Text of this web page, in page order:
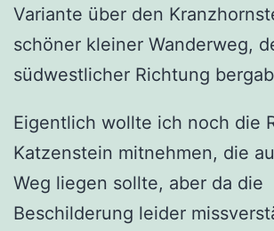
Variante über den
schöner kleiner Wanderweg,
südwestlicher Richtung
Eigentlich wollte ich noch die
Katzenstein mitnehmen, die
Weg liegen sollte, aber da die
Beschilderung leider